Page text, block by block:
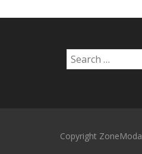
Copyright ZoneModa